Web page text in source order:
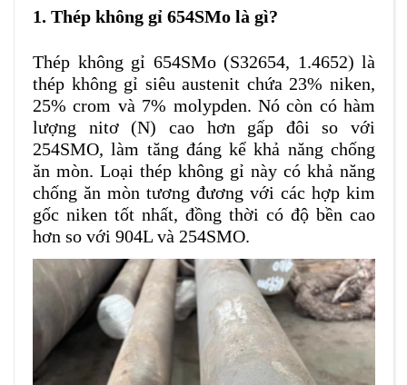
1. Thép không gỉ 654SMo là gì?
Thép không gỉ 654SMo (S32654, 1.4652) là
thép không gỉ siêu austenit chứa 23% niken,
25% crom và 7% molypden. Nó còn có hàm
lượng nitơ (N) cao hơn gấp đôi so với
254SMO, làm tăng đáng kể khả năng chống
ăn mòn. Loại thép không gỉ này có khả năng
chống ăn mòn tương đương với các hợp kim
gốc niken tốt nhất, đồng thời có độ bền cao
hơn so với 904L và 254SMO​.